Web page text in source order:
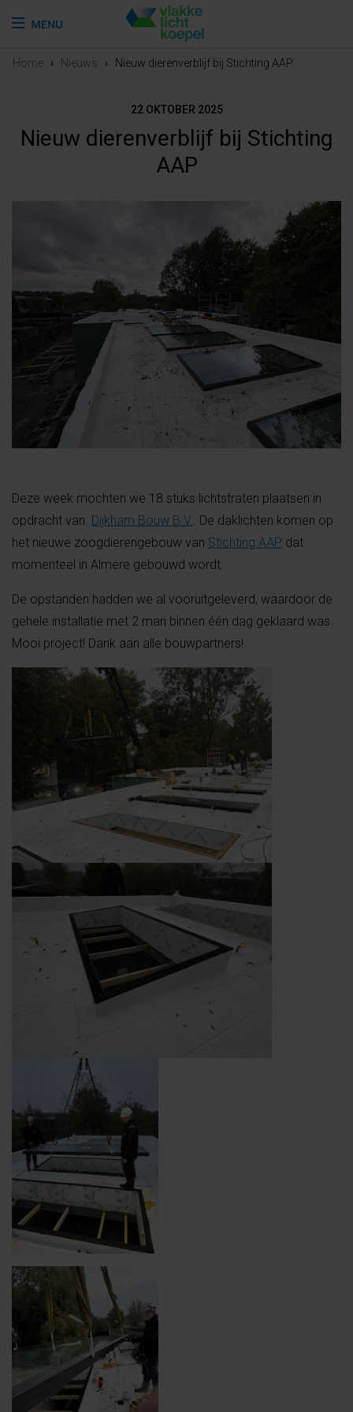
Home › Nieuws › Nieuw dierenverblijf bij Stichting AAP
22 OKTOBER 2025
Nieuw dierenverblijf bij Stichting
AAP
Deze week mochten we 18 stuks lichtstraten plaatsen in
opdracht van Dijkham Bouw B.V. . De daklichten komen op
het nieuwe zoogdierengebouw van Stichting AAP dat
momenteel in Almere gebouwd wordt.
De opstanden hadden we al vooruitgeleverd, waardoor de
gehele installatie met 2 man binnen één dag geklaard was.
Mooi project! Dank aan alle bouwpartners!